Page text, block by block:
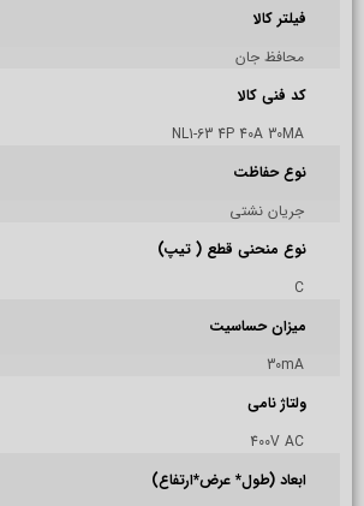
فیلتر کالا
محافظ جان
کد فنی کالا
NL1-63 4P 40A 30MA
نوع حفاظت
جریان نشتی
نوع منحنی قطع ( تیپ)
C
میزان حساسیت
30mA
ولتاژ نامی
400V AC
ابعاد (طول* عرض*ارتفاع)